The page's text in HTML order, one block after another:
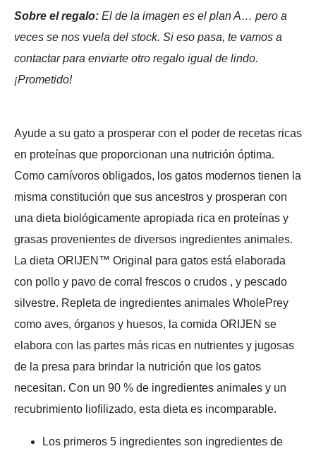
Sobre el regalo: El de la imagen es el plan A… pero a
veces se nos vuela del stock. Si eso pasa, te vamos a
contactar para enviarte otro regalo igual de lindo.
¡Prometido!
Ayude a su gato a prosperar con el poder de recetas ricas
en proteínas que proporcionan una nutrición óptima.
Como carnívoros obligados, los gatos modernos tienen la
misma constitución que sus ancestros y prosperan con
una dieta biológicamente apropiada rica en proteínas y
grasas provenientes de diversos ingredientes animales.
La dieta ORIJEN™ Original para gatos está elaborada
con pollo y pavo de corral frescos o crudos , y pescado
silvestre. Repleta de ingredientes animales WholePrey
como aves, órganos y huesos, la comida ORIJEN se
elabora con las partes más ricas en nutrientes y jugosas
de la presa para brindar la nutrición que los gatos
necesitan. Con un 90 % de ingredientes animales y un
recubrimiento liofilizado, esta dieta es incomparable.
Los primeros 5 ingredientes son ingredientes de